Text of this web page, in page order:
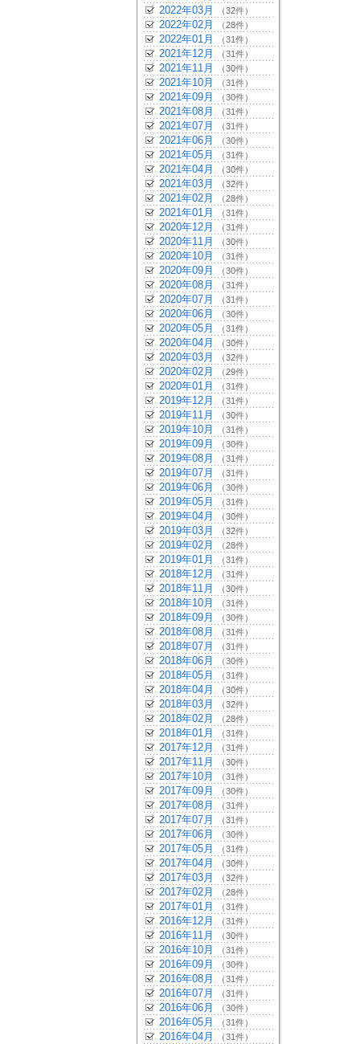
2022年03月 （32件）
2022年02月 （28件）
2022年01月 （31件）
2021年12月 （31件）
2021年11月 （30件）
2021年10月 （31件）
2021年09月 （30件）
2021年08月 （31件）
2021年07月 （31件）
2021年06月 （30件）
2021年05月 （31件）
2021年04月 （30件）
2021年03月 （32件）
2021年02月 （28件）
2021年01月 （31件）
2020年12月 （31件）
2020年11月 （30件）
2020年10月 （31件）
2020年09月 （30件）
2020年08月 （31件）
2020年07月 （31件）
2020年06月 （30件）
2020年05月 （31件）
2020年04月 （30件）
2020年03月 （32件）
2020年02月 （29件）
2020年01月 （31件）
2019年12月 （31件）
2019年11月 （30件）
2019年10月 （31件）
2019年09月 （30件）
2019年08月 （31件）
2019年07月 （31件）
2019年06月 （30件）
2019年05月 （31件）
2019年04月 （30件）
2019年03月 （32件）
2019年02月 （28件）
2019年01月 （31件）
2018年12月 （31件）
2018年11月 （30件）
2018年10月 （31件）
2018年09月 （30件）
2018年08月 （31件）
2018年07月 （31件）
2018年06月 （30件）
2018年05月 （31件）
2018年04月 （30件）
2018年03月 （32件）
2018年02月 （28件）
2018年01月 （31件）
2017年12月 （31件）
2017年11月 （30件）
2017年10月 （31件）
2017年09月 （30件）
2017年08月 （31件）
2017年07月 （31件）
2017年06月 （30件）
2017年05月 （31件）
2017年04月 （30件）
2017年03月 （32件）
2017年02月 （28件）
2017年01月 （31件）
2016年12月 （31件）
2016年11月 （30件）
2016年10月 （31件）
2016年09月 （30件）
2016年08月 （31件）
2016年07月 （31件）
2016年06月 （30件）
2016年05月 （31件）
2016年04月 （31件）